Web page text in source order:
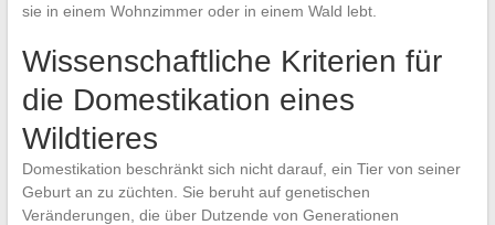
sie in einem Wohnzimmer oder in einem Wald lebt.
Wissenschaftliche Kriterien für
die Domestikation eines
Wildtieres
Domestikation beschränkt sich nicht darauf, ein Tier von seiner
Geburt an zu züchten. Sie beruht auf genetischen
Veränderungen, die über Dutzende von Generationen